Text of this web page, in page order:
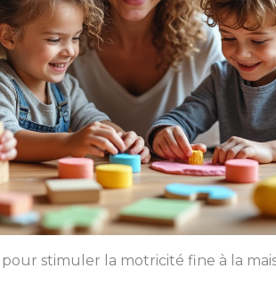
stimuler la motricité fine à la